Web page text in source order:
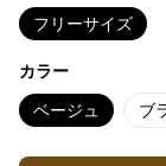
フリーサイズ
カラー
ベージュ ブ